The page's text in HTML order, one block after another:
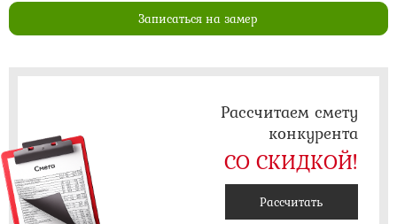
Записаться на замер
Рассчитаем смету
конкурента
СО СКИДКОЙ!
Рассчитать